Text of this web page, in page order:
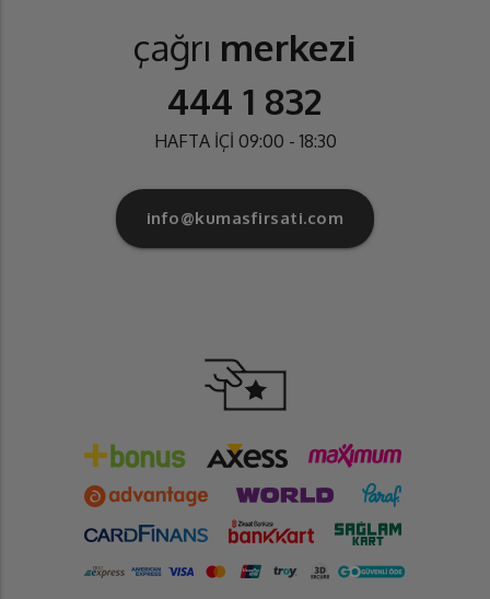
çağrı merkezi
444 1 832
HAFTA İÇİ 09:00 - 18:30
info@kumasfirsati.com